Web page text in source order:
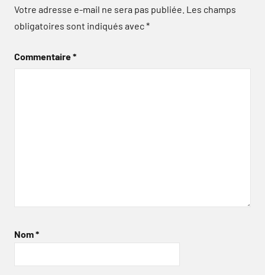
Votre adresse e-mail ne sera pas publiée. Les champs
obligatoires sont indiqués avec*
Commentaire*
Nom*